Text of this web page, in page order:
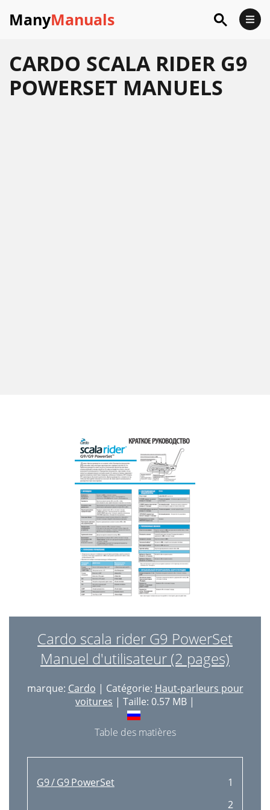
ManyManuals
CARDO SCALA RIDER G9
POWERSET MANUELS
Cardo scala rider G9 PowerSet
Manuel d'utilisateur (2 pages)
marque: Cardo | Catégorie: Haut-parleurs pour
voitures | Taille: 0.57 MB |
Table des matières
G9 / G9 PowerSet
1
2